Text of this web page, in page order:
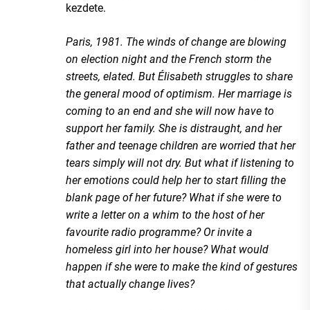
kezdete.
Paris, 1981. The winds of change are blowing
on election night and the French storm the
streets, elated. But Élisabeth struggles to share
the general mood of optimism. Her marriage is
coming to an end and she will now have to
support her family. She is distraught, and her
father and teenage children are worried that her
tears simply will not dry. But what if listening to
her emotions could help her to start filling the
blank page of her future? What if she were to
write a letter on a whim to the host of her
favourite radio programme? Or invite a
homeless girl into her house? What would
happen if she were to make the kind of gestures
that actually change lives?